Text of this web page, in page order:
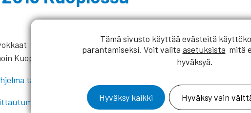
kesäjuhlat järjestetään Kuopiossa 15.-17.6.2018.
Kuopion yhdistys viettää yhdistyksen 110-vuotisjuhlaa,
tästä.
tästä.
Tämä sivusto käyttää evästeitä
parantamiseksi. Voit valita asetuksista mitä
hyväksyä.
Hyväksy kaikki Hyväksy vain